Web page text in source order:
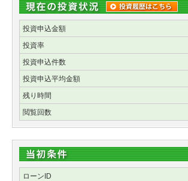
投資申込金額
投資率
投資申込件数
投資申込平均金額
残り時間
閲覧回数
ローンID